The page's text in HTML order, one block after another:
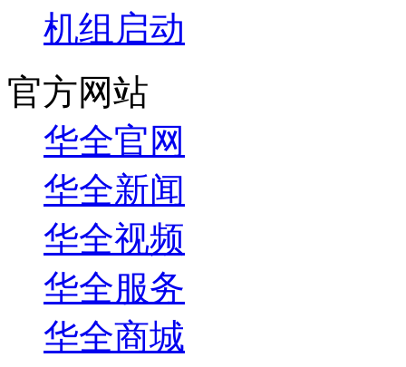
机组启动
官方网站
华全官网
华全新闻
华全视频
华全服务
华全商城